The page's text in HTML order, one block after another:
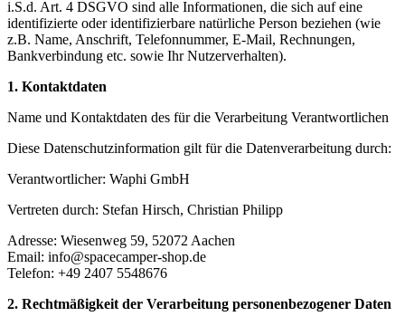
i.S.d. Art. 4 DSGVO sind alle Informationen, die sich auf eine
identifizierte oder identifizierbare natürliche Person beziehen (wie
z.B. Name, Anschrift, Telefonnummer, E-Mail, Rechnungen,
Bankverbindung etc. sowie Ihr Nutzerverhalten).
1. Kontaktdaten
Name und Kontaktdaten des für die Verarbeitung Verantwortlichen
Diese Datenschutzinformation gilt für die Datenverarbeitung durch:
Verantwortlicher: Waphi GmbH
Vertreten durch: Stefan Hirsch, Christian Philipp
Adresse: Wiesenweg 59, 52072 Aachen
Email: info@spacecamper-shop.de
Telefon: +49 2407 5548676
2. Rechtmäßigkeit der Verarbeitung personenbezogener Daten